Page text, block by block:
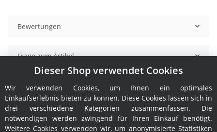
Bewertungen
Frage zum Artikel
Benachrichtigen, wenn verfügbar
Dieser Shop verwendet Cookies
Wir verwenden Cookies, um Ihnen ein optimales
Einkaufserlebnis bieten zu können. Diese Cookies lassen sich in
drei verschiedene Kategorien zusammenfassen. Die
notwendigen werden zwingend für Ihren Einkauf benötigt.
Weitere Cookies verwenden wir, um anonymisierte Statistiken